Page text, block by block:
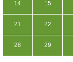
14 15
21 22
28 29